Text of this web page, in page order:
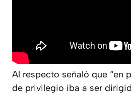
Al respecto señaló que “en
de privilegio iba a ser